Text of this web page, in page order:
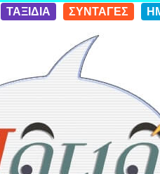
ΤΑΞΙΔΙΑ ΣΥΝΤΑΓΕΣ